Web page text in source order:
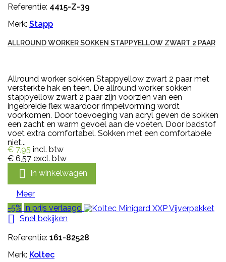
Referentie: 4415-Z-39
Merk: Stapp
ALLROUND WORKER SOKKEN STAPPYELLOW ZWART 2 PAAR
Allround worker sokken Stappyellow zwart 2 paar met
versterkte hak en teen. De allround worker sokken
stappyellow zwart 2 paar zijn voorzien van een
ingebreide flex waardoor rimpelvorming wordt
voorkomen. Door toevoeging van acryl geven de sokken
een zacht en warm gevoel aan de voeten. Door badstof
voet extra comfortabel. Sokken met een comfortabele
niet...
€ 7,95 incl. btw
€ 6,57 excl. btw
 In winkelwagen
Meer
-5% In prijs verlaagd
 Snel bekijken
Referentie: 161-82528
Merk: Koltec